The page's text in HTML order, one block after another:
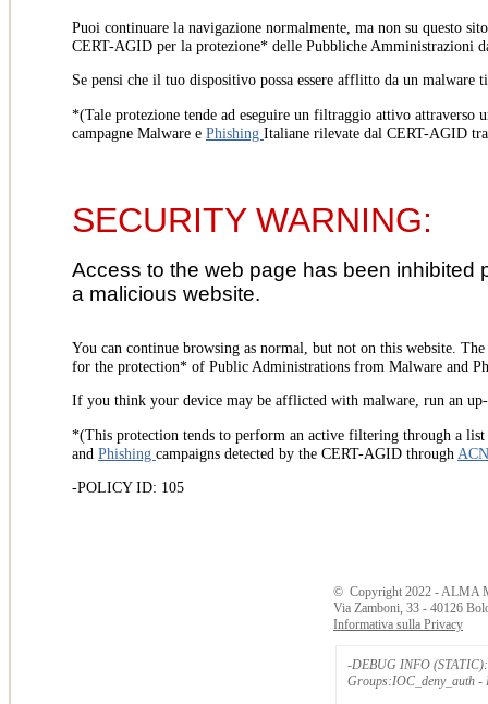
Puoi continuare la navigazione normalmente, ma non su questo
CERT-AGID per la protezione* delle Pubbliche Amministrazioni
Se pensi che il tuo dispositivo possa essere afflitto da un
*(Tale protezione tende ad eseguire un filtraggio attivo
campagne Malware e Phishing Italiane rilevate dal CERT-AGID
SECURITY WARNING:
Access to the web page has been
a malicious website.
You can continue browsing as normal, but not on this website.
for the protection* of Public Administrations from Malware and
If you think your device may be afflicted with malware, run an
*(This protection tends to perform an active filtering through a
and Phishing campaigns detected by the CERT-AGID through
-POLICY ID: 105
© Copyright 2022 - ALMA
Via Zamboni, 33 - 40126
Informativa sulla Privacy
-DEBUG INFO (STATIC):
Groups:IOC_deny_auth -